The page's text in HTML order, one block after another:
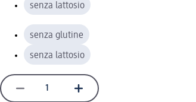
senza lattosio
senza glutine
senza lattosio